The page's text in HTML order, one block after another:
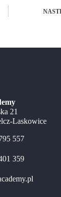
21
Laskowice
557
359